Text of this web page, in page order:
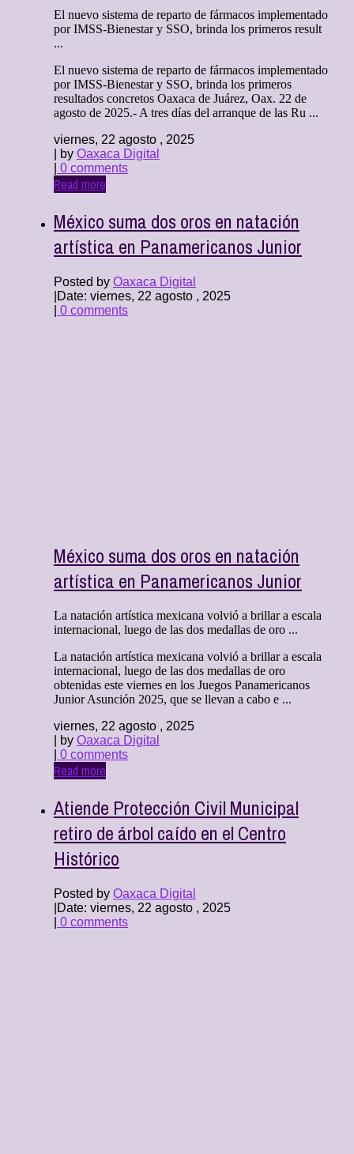
El nuevo sistema de reparto de fármacos implementado
por IMSS-Bienestar y SSO, brinda los primeros result
...
El nuevo sistema de reparto de fármacos implementado
por IMSS-Bienestar y SSO, brinda los primeros
resultados concretos Oaxaca de Juárez, Oax. 22 de
agosto de 2025.- A tres días del arranque de las Ru ...
viernes, 22 agosto , 2025
| by Oaxaca Digital
0 comments
Read more
México suma dos oros en natación
artística en Panamericanos Junior
Posted by Oaxaca Digital
Date: viernes, 22 agosto , 2025
0 comments
México suma dos oros en natación
artística en Panamericanos Junior
La natación artística mexicana volvió a brillar a escala
internacional, luego de las dos medallas de oro ...
La natación artística mexicana volvió a brillar a escala
internacional, luego de las dos medallas de oro
obtenidas este viernes en los Juegos Panamericanos
Junior Asunción 2025, que se llevan a cabo e ...
viernes, 22 agosto , 2025
| by Oaxaca Digital
0 comments
Read more
Atiende Protección Civil Municipal
retiro de árbol caído en el Centro
Histórico
Posted by Oaxaca Digital
Date: viernes, 22 agosto , 2025
0 comments